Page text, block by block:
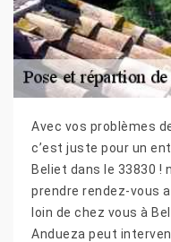
Avec vos problèmes
c’est juste pour un
Beliet dans le 33830 !
prendre rendez-vous
loin de chez vous à
Andueza peut